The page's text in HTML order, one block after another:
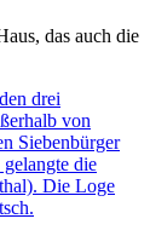
das auch die